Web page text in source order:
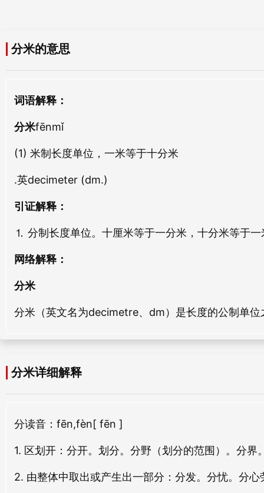
分香
fēn xiāng
分數
fèn shù
分许
分利
fēn lì
fēn le fēn mǐ
分决 分直
分功 分国
fēn zǐ fèn liàng
分中 分两
巧米
qiǎo mǐ
lián mǐ
二米
èr mǐ
老米
租米 八米
lǐn mǐ
jīng mǐ lú mǐ
舂米
黏米
nián mǐ
lù mǐ dà mǐ
分米的意思
词语解释：
分米fēnmǐ
(1) 米制长度单位，一米等于十分米
.英decimeter (dm.)
引证解释：
⒈ 分制长度单位。十厘米等于一分米，十分米等于一
网络解释：
分米
分米（英文名为decimetre、dm）是长度的公制单
分米详细解释
分读音：fēn,fèn[ fēn ]
1. 区划开：分开。划分。分野（划分的范围）。分界
2. 由整体中取出或产生出一部分：分发。分忧。分心